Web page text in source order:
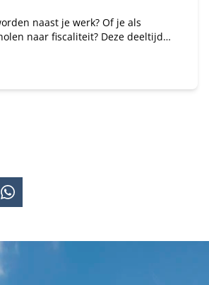
naast je werk? Of je als
naar fiscaliteit? Deze deeltijd
WHATSAPP